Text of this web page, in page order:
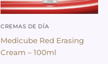
CREMAS DE DÍA
Medicube Red Erasing
Cream – 100ml